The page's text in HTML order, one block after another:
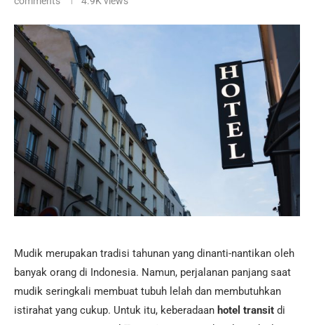
Mudik merupakan tradisi tahunan yang dinanti-nantikan oleh
banyak orang di Indonesia. Namun, perjalanan panjang saat
mudik seringkali membuat tubuh lelah dan membutuhkan
istirahat yang cukup. Untuk itu, keberadaan hotel transit di